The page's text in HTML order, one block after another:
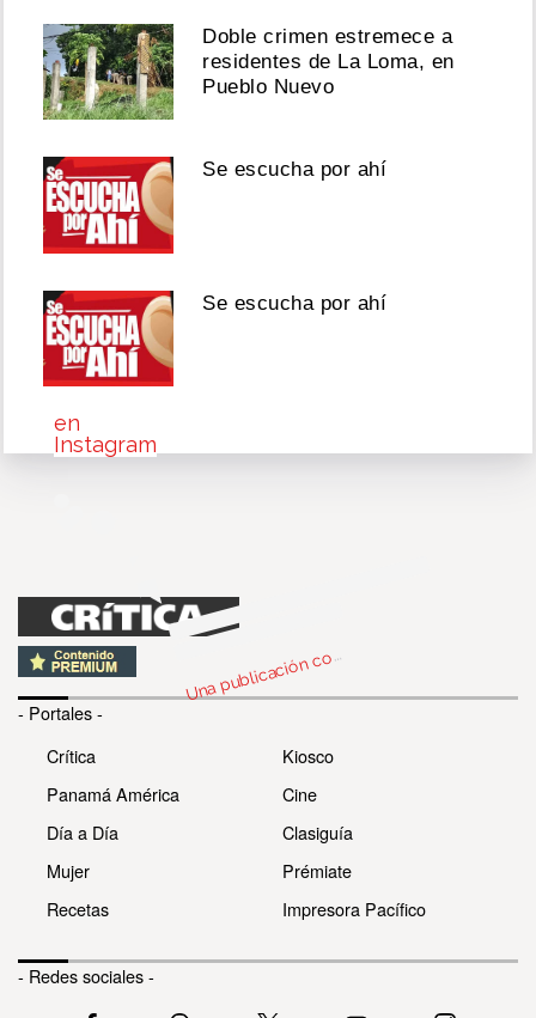
y
canciones
DE
JAPANESE
2026
Ver
esta
en
Instagram
U
om
2)
Doble crimen estremece a
residentes de La Loma, en
Pueblo Nuevo
Se escucha por ahí
Se escucha por ahí
- Portales -
Crítica
Panamá América
Día a Día
Mujer
Recetas
Kiosco
Cine
Clasiguía
Prémiate
Impresora Pacífico
- Redes sociales -